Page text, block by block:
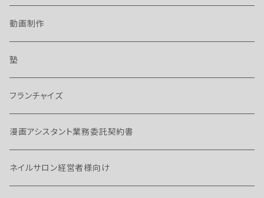
動画制作
塾
フランチャイズ
漫画アシスタント業務委託契約書
ネイルサロン経営者様向け